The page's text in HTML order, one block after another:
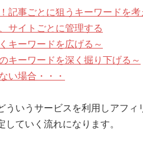
記事ごとに狙うキーワードを考
サイトごとに管理する
キーワードを広げる～
キーワードを深く掘り下げる～
い場合・・・
ういうサービスを利用しアフ
ていく流れになります。